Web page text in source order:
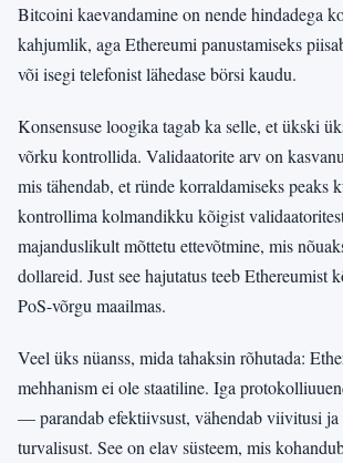
Bitcoini kaevandamine on nende hindadega
kahjumlik, aga Ethereumi panustamiseks
või isegi telefonist lähedase börsi kaudu.
Konsensuse loogika tagab ka selle, et ükski
võrku kontrollida. Validaatorite arv on
mis tähendab, et ründe korraldamiseks peaks
kontrollima kolmandikku kõigist
majanduslikult mõttetu ettevõtmine, mis
dollareid. Just see hajutatus teeb Ethereumist
PoS-võrgu maailmas.
Veel üks nüanss, mida tahaksin rõhutada:
mehhanism ei ole staatiline. Iga
— parandab efektiivsust, vähendab viivitusi ja
turvalisust. See on elav süsteem, mis